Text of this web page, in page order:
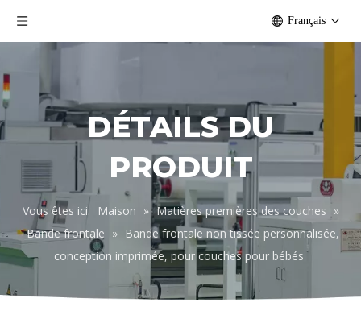
Français
DÉTAILS DU
PRODUIT
Vous êtes ici: Maison » Matières premières des couches »
Bande frontale » Bande frontale non tissée personnalisée,
conception imprimée, pour couches pour bébés